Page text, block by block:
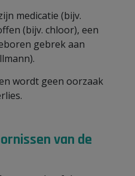
medicatie (bijv.
(bijv. chloor), een
gebrek aan
wordt geen oorzaak
van de